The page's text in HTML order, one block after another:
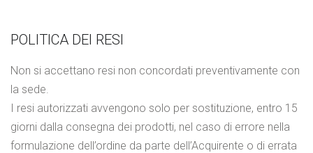
POLITICA DEI RESI
Non si accettano resi non concordati preventivamente con
la sede.
I resi autorizzati avvengono solo per sostituzione, entro 15
giorni dalla consegna dei prodotti, nel caso di errore nella
formulazione dell’ordine da parte dell’Acquirente o di errata